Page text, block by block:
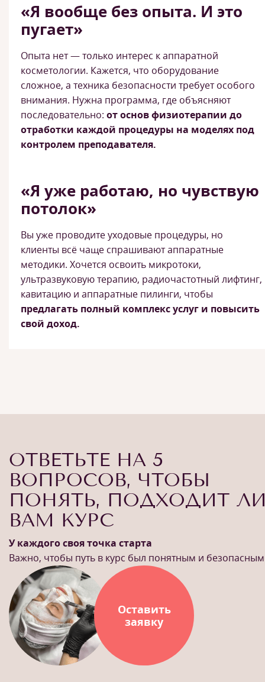
«Я вообще без опыта. И это
пугает»
Опыта нет — только интерес к аппаратной
косметологии. Кажется, что оборудование
сложное, а техника безопасности требует особого
внимания. Нужна программа, где объясняют
последовательно: от основ физиотерапии до
отработки каждой процедуры на моделях под
контролем преподавателя.
«Я уже работаю, но чувствую
потолок»
Вы уже проводите уходовые процедуры, но
клиенты всё чаще спрашивают аппаратные
методики. Хочется освоить микротоки,
ультразвуковую терапию, радиочастотный лифтинг,
кавитацию и аппаратные пилинги, чтобы
предлагать полный комплекс услуг и повысить
свой доход.
ОТВЕТЬТЕ НА 5
ВОПРОСОВ, ЧТОБЫ
ПОНЯТЬ, ПОДХОДИТ
ВАМ КУРС
У каждого своя точка старта
Важно, чтобы путь в курс был понятным и безопасным
Оставить
заявку